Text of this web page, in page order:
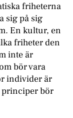
friheterna
sig på sig
En kultur, en
friheter den
inte är
bör vara
individer är
principer bör